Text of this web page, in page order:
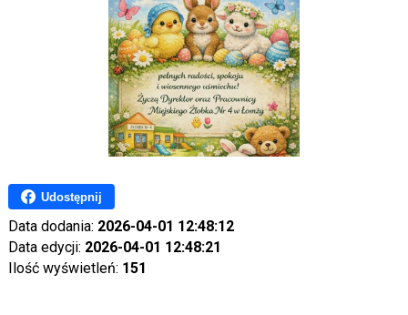
Udostępnij
Data dodania: 2026-04-01 12:48:12
Data edycji: 2026-04-01 12:48:21
Ilość wyświetleń: 151